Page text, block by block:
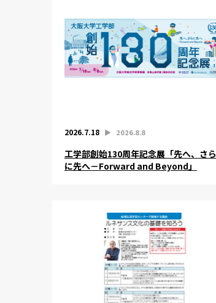
2026.7.18 ▶︎ 2026.8.8
工学部創始130周年記念展「先へ、さら
に先へ－Forward and Beyond」